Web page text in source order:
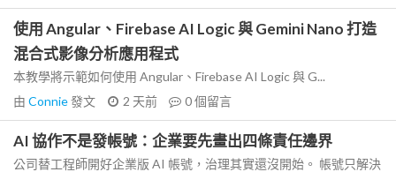
使用 Angular、Firebase AI Logic 與 Gemini Nano 打造
混合式影像分析應用程式
本教學將示範如何使用 Angular、Firebase AI Logic 與 G...
由 Connie發文 2 天前 0個留言
AI 協作不是發帳號：企業要先畫出四條責任邊界
公司替工程師開好企業版 AI 帳號，治理其實還沒開始。 帳號只解決